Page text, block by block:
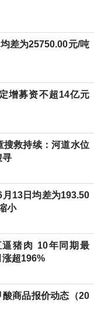
差为25750.00元/吨
增募资不超14亿元
搜救持续：河道水位
寻
13日均差为193.50
小
猪肉 10年同期最
超196%
商品报价动态（20